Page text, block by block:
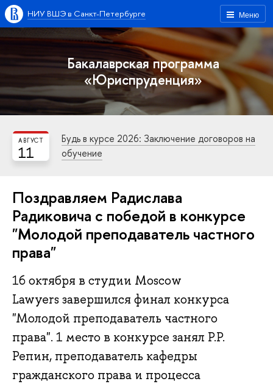
Меню
НИУ ВШЭ в Санкт-Петербурге
Бакалаврская программа
«Юриспруденция»
11
АВГУСТ
Будь в курсе 2026: Заключение договоров на
обучение
Поздравляем Радислава
Радиковича с победой в конкурсе
"Молодой преподаватель частного
права"
16 октября в студии Moscow
Lawyers завершился финал конкурса
"Молодой преподаватель частного
права". 1 место в конкурсе занял Р.Р.
Репин, преподаватель кафедры
гражданского права и процесса